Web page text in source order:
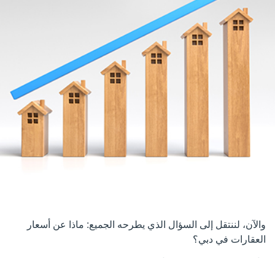
والآن، لننتقل إلى السؤال الذي يطرحه الجميع: ماذا عن أسعار
العقارات في دبي؟